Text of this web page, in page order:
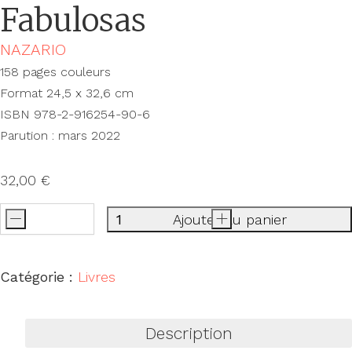
Fabulosas
NAZARIO
158 pages couleurs
Format 24,5 x 32,6 cm
ISBN 978-2-916254-90-6
Parution : mars 2022
32,00 €
quantité
Fabulosas
- +
Ajouter au panier
Catégorie : Livres
Description